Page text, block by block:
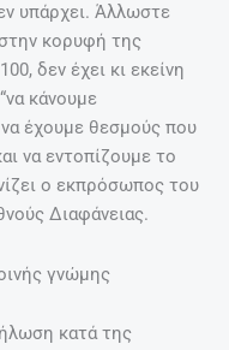
υπάρχει. Άλλωστε
κορυφή της
δεν έχει κι εκείνη
κάνουμε
έχουμε θεσμούς που
να εντοπίζουμε το
ο εκπρόσωπος του
Διαφάνειας.
γνώμης
κατά της